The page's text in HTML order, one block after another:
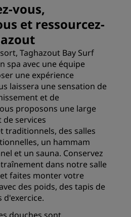
vous,
et ressourcez-
Taghazout Bay Surf
spa avec une équipe
une expérience
laissera une sensation de
et de
proposons une large
de services
traditionnels, des salles
un hammam
et un sauna. Conservez
dans notre salle
faites monter votre
des poids, des tapis de
d'exercice.